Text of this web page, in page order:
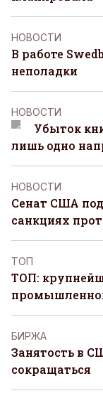
НОВОСТИ
В работе
неполадки
НОВОСТИ
Убыток
лишь одно
НОВОСТИ
Сенат США
санкциях
ТОП
ТОП:
БИРЖА
Занятость в
сокращаться